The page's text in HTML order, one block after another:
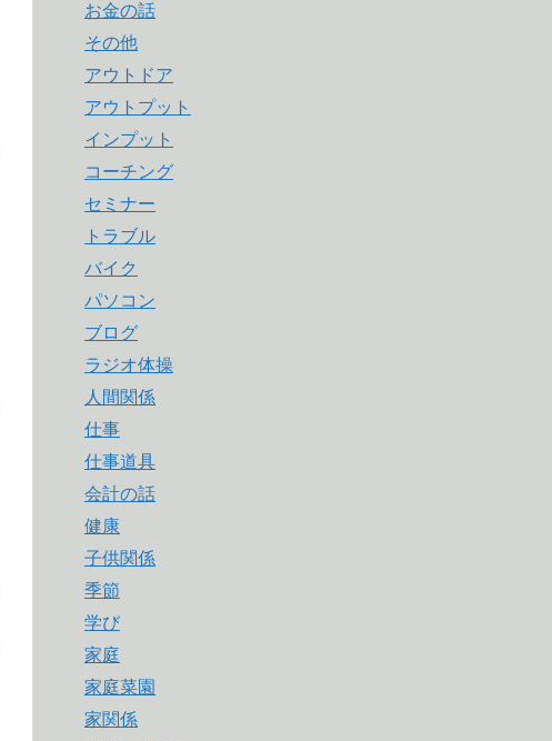
お金の話
その他
アウトドア
アウトプット
インプット
コーチング
セミナー
トラブル
バイク
パソコン
ブログ
ラジオ体操
人間関係
仕事
仕事道具
会計の話
健康
子供関係
季節
学び
家庭
家庭菜園
家関係